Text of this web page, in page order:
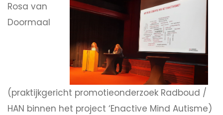
Rosa van
Doormaal
(praktijkgericht promotieonderzoek Radboud /
HAN binnen het project ‘Enactive Mind Autisme)